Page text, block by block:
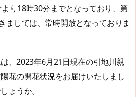
り18時30分までとなっており、第
ましては、常時開放となっておりま
、2023年6月21日現在の引地川親
花の開花状況をお届けいたしまし
ょうか。